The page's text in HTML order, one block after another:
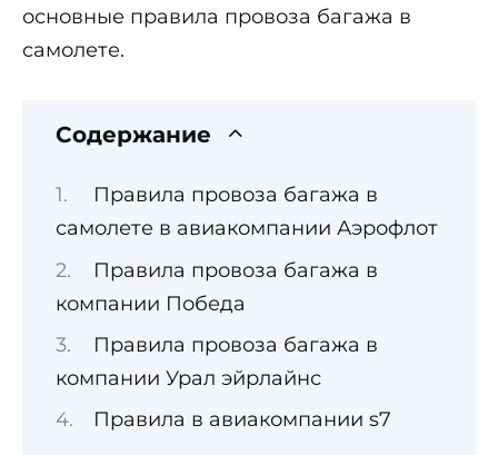
основные правила провоза багажа в
самолете.
Содержание
Правила провоза багажа в
самолете в авиакомпании Аэрофлот
Правила провоза багажа в
компании Победа
Правила провоза багажа в
компании Урал эйрлайнс
Правила в авиакомпании s7